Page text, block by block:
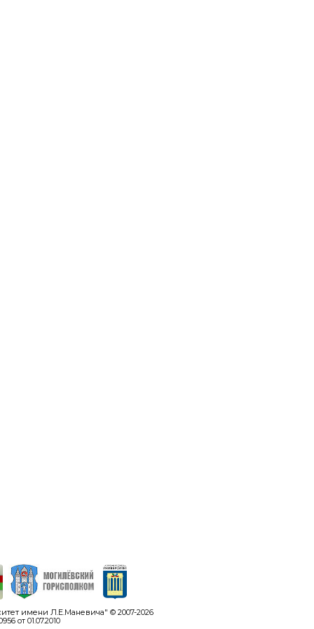
имени Л.Е.Маневича" © 2007-2026
от 01.07.2010